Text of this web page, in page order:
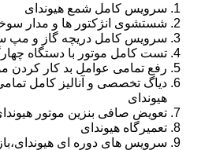
سرویس کامل شمع هیوندای
شستشوی انژکتور ها و مدار
سرویس کامل دریچه گاز و مپ
تست کامل موتور با دستگاه
رفع تمامی عوامل بد کار کردن
دیاگ تخصصی و آنالیز کامل
هیوندای
تعویض صافی بنزین موتور
تعمیرگاه هیوندای
سرویس های دوره ای